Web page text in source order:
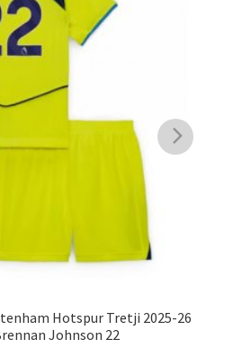
Hotspur Tretji 2025-26
Johnson 22